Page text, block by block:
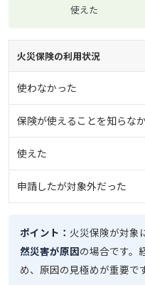
使えた
火災保険の利用状況
使わなかった
保険が使えることを知らな
使えた
申請したが対象外だった
ポイント： 火災保険が対象
然災害が原因の場合です。
め、原因の見極めが重要で